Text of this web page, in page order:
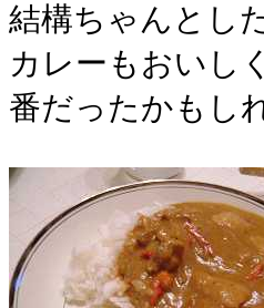
結構ちゃんとし
カレーもおいし
番だったかもし